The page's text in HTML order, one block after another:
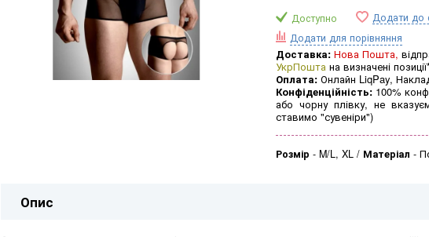
Доступно
Додати до
Додати для порівняння
Доставка: Нова Пошта,
УкрПошта на визначені
Оплата: Онлайн LiqPay,
Конфіденційність: 100%
або чорну плівку, не
ставимо "сувеніри")
Розмір - M/L, XL Матеріал -
Опис